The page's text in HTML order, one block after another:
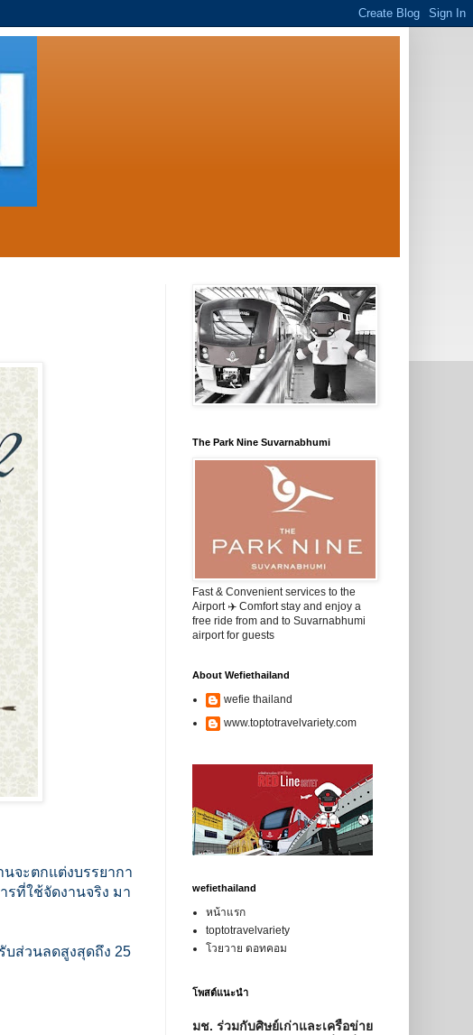
จะตกแต่งบรรยากา
รที่ใช้จัดงานจริง มา
ส่วนลดสูงสุดถึง 25
The Park Nine Suvarnabhumi
Fast & Convenient services to the
Airport ✈️ Comfort stay and enjoy a
free ride from and to Suvarnabhumi
airport for guests
About Wefiethailand
wefie thailand
www.toptotravelvariety.com
wefiethailand
หน้าแรก
toptotravelvariety
โวยวาย ดอทคอม
โพสต์แนะนำ
มช. ร่วมกับศิษย์เก่าและเครือข่าย